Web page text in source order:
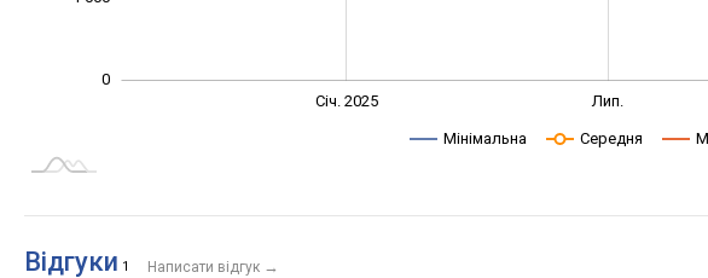
0
Січ. 2025 Лип.
Мінімальна Середня
Відгуки 1 Написати відгук →